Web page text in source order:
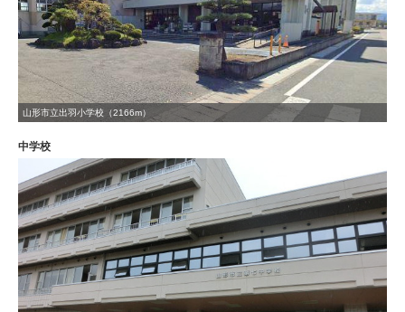
山形市立出羽小学校（2166m）
中学校